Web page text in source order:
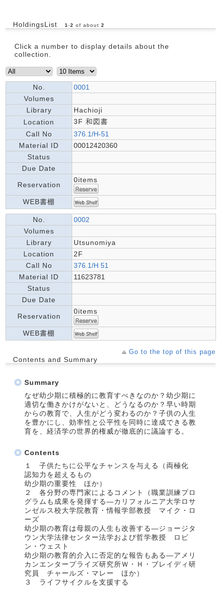
HoldingsList 1 -2 of about 2
Click a number to display details about the
collection.
No.
0001
Volumes
Library
Hachioji
Location
3F 和図書
Call No
376.1/H-51
Material ID
00012420360
Status
Due Date
Reservation
0items
WEB書棚
No.
0002
Volumes
Library
Utsunomiya
Location
2F
Call No
376.1/H 51
Material ID
11623781
Status
Due Date
Reservation
0items
WEB書棚
Go to the top of this page
Contents and Summary
Summary
なぜ幼少期に積極的に教育すべきなのか？幼少期に
適切な働きかけがないと、どうなるのか？早い時期
からの教育で、人生がどう変わるのか？子供の人生
を豊かにし、効率性と公平性を同時に達成できる教
育を、経済学の世界的権威が徹底的に議論する。
Contents
１ 子供たちに公平なチャンスを与える（両極化
認知力を超えるもの
幼少期の重要性 ほか）
２ 各分野の専門家によるコメント（職業訓練プロ
グラムも成果を発揮する―カリフォルニア大学ロサ
ンゼルス校大学院教育・情報学部教授 マイク・ロ
ーズ
幼少期の教育は母親の人生も改善する―ジョージタ
ウン大学法律センター法学および哲学教授 ロビ
ン・ウェスト
幼少期の教育的介入に否定的な報告もある―アメリ
カンエンタープライズ研究所Ｗ・Ｈ・ブレイディ研
究員 チャールズ・マレー ほか）
３ ライフサイクルを支援する